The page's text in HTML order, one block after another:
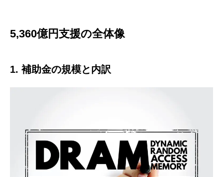
5,360億円支援の全体像
1. 補助金の規模と内訳